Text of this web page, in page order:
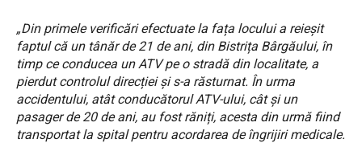
„Din primele verificări efectuate la fața locului a reieșit
faptul că un tânăr de 21 de ani, din Bistrița Bârgăului, în
timp ce conducea un ATV pe o stradă din localitate, a
pierdut controlul direcției și s-a răsturnat. În urma
accidentului, atât conducătorul ATV-ului, cât și un
pasager de 20 de ani, au fost răniți, acesta din urmă fiind
transportat la spital pentru acordarea de îngrijiri medicale.